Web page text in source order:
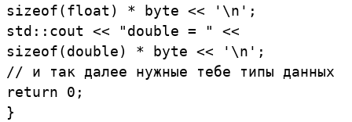
sizeof(float ) * byte << '\n' ;
std : : cout << "double = " <<
sizeof(double) * byte << '\n' ;
// и так далее нужные тебе типы данных
return
0 ;
}